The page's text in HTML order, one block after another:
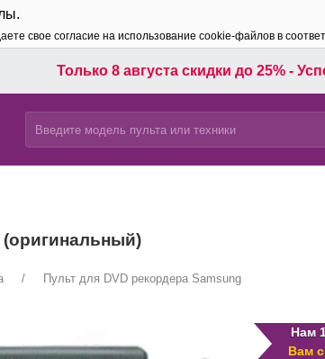
свое согласие на использование cookie-файлов в
Только 8 августа скидки до 25% -
(оригинальный)
Пульт для DVD рекордера Samsung
Нам
Вам